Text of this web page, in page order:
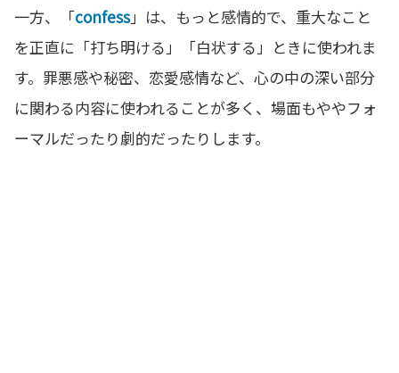
一方、「confess」は、もっと感情的で、重大なこと
を正直に「打ち明ける」「白状する」ときに使われま
す。罪悪感や秘密、恋愛感情など、心の中の深い部分
に関わる内容に使われることが多く、場面もややフォ
ーマルだったり劇的だったりします。